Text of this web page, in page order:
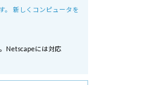
。 新しくコンピュータを
Netscapeには対応